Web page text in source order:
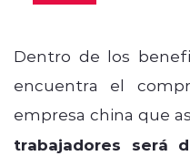
Dentro de los
encuentra el
empresa china que
trabajadores será